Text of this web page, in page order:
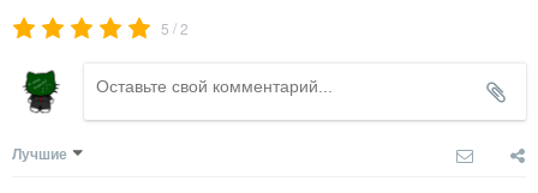
5 /2
Лучшие